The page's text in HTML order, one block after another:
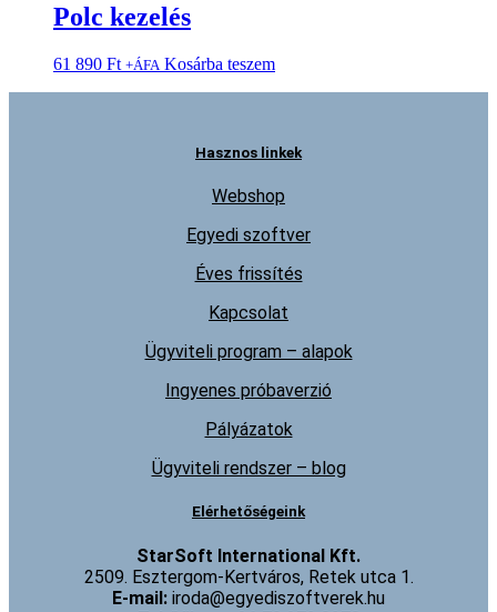
Polc kezelés
61 890 Ft +ÁFA Kosárba teszem
Hasznos linkek
Webshop
Egyedi szoftver
Éves frissítés
Kapcsolat
Ügyviteli program – alapok
Ingyenes próbaverzió
Pályázatok
Ügyviteli rendszer – blog
Elérhetőségeink
StarSoft International Kft.
2509. Esztergom-Kertváros, Retek utca 1.
E-mail: iroda@egyediszoftverek.hu